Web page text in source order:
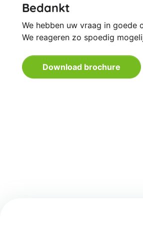
Bedankt
We hebben uw vraag in goede
We reageren zo spoedig
Download brochure